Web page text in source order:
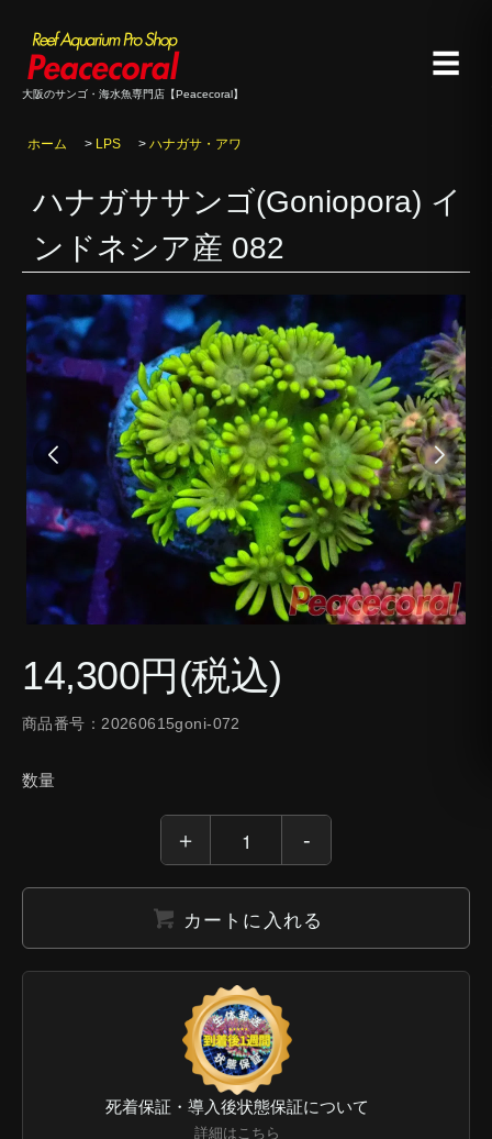
大阪のサンゴ・海水魚専門店【Peacecoral】
☰
ホーム > LPS > ハナガサ・アワ
ハナガササンゴ(Goniopora) イ
ンドネシア産 082
14,300円(税込)
商品番号：20260615goni-072
数量
カートに入れる
死着保証・導入後状態保証について
詳細はこちら